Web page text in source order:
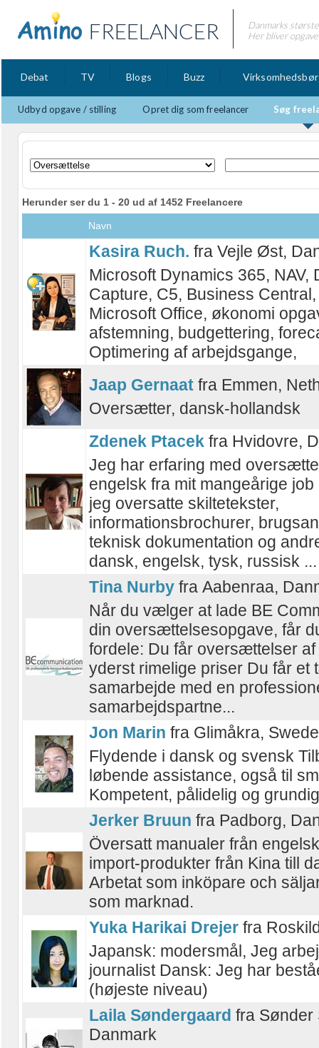
FREELANCER
Danmarks
Her bliver
Debat TV Blogs Buzz
Udbyd opgave / stilling Opret dig som freelancer Søg
Herunder ser du 1 - 20 ud af 1452 Freelancere
Navn
Kasira Ruch. fra Vejle Øst,
Microsoft Dynamics 365, NAV,
Capture, C5, Business
Microsoft Office, økonomi
afstemning, budgettering,
Optimering af arbejdsgange,
Jaap Gernaat fra Emmen,
Oversætter, dansk-hollandsk
Zdenek Ptacek fra Hvidovre,
Jeg har erfaring med
engelsk fra mit mangeårige
jeg oversatte skiltetekster,
informationsbrochurer,
teknisk dokumentation og
dansk, engelsk, tysk, russisk ...
Tina Nurby fra Aabenraa,
Når du vælger at lade BE
din oversættelsesopgave, får
fordele: Du får oversættelser
yderst rimelige priser Du får et
samarbejde med en
samarbejdspartne...
Jon Marin fra Glimåkra,
Flydende i dansk og svensk
løbende assistance, også til
Kompetent, pålidelig og
Jerker Bruun fra Padborg,
Översatt manualer från
import-produkter från Kina till
Arbetat som inköpare och
som marknad.
Yuka Harikai Drejer fra
Japansk: modersmål, Jeg
journalist Dansk: Jeg har
(højeste niveau)
Laila Søndergaard fra Sønder
Danmark